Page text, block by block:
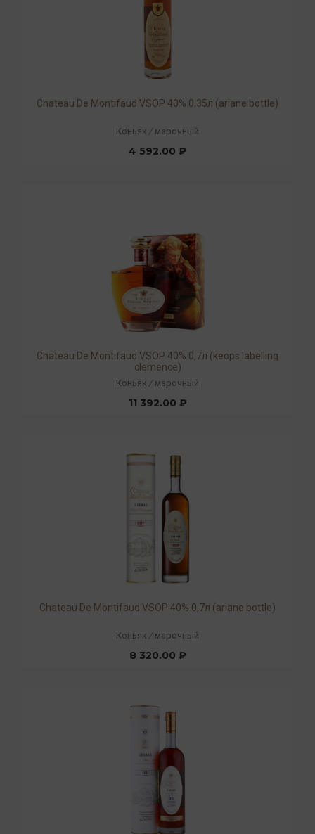
Chateau De Montifaud VSOP 40% 0,35л (ariane bottle)
Коньяк / марочный
4 592.00 ₽
Chateau De Montifaud VSOP 40% 0,7л (keops labelling
clemence)
Коньяк / марочный
11 392.00 ₽
Chateau De Montifaud VSOP 40% 0,7л (ariane bottle)
Коньяк / марочный
8 320.00 ₽